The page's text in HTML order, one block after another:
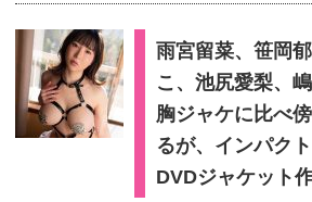
雨宮留菜、笹岡
こ、池尻愛梨、
胸ジャケに比べ
るが、インパク
DVDジャケット